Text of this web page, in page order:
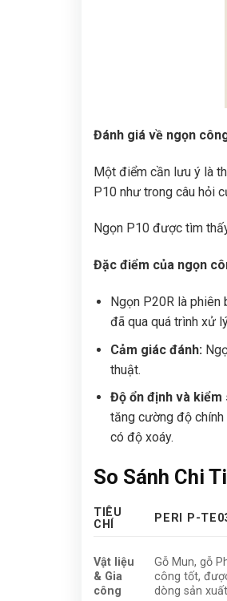
Đánh giá về ngọn
Một điểm cần lưu ý là
P10 như trong câu hỏi
Ngọn P10 được tìm
Đặc điểm của ngọn
Ngọn P20R là
đã qua quá trình xử
Cảm giác đánh:
thuật.
Độ ổn định và kiểm
tăng cường độ chính
có độ xoáy.
So Sánh Chi
TIÊU
CHÍ
PERI P-
Vật liệu
& Gia
công
Gỗ Mun, gỗ
công tốt,
dòng sản